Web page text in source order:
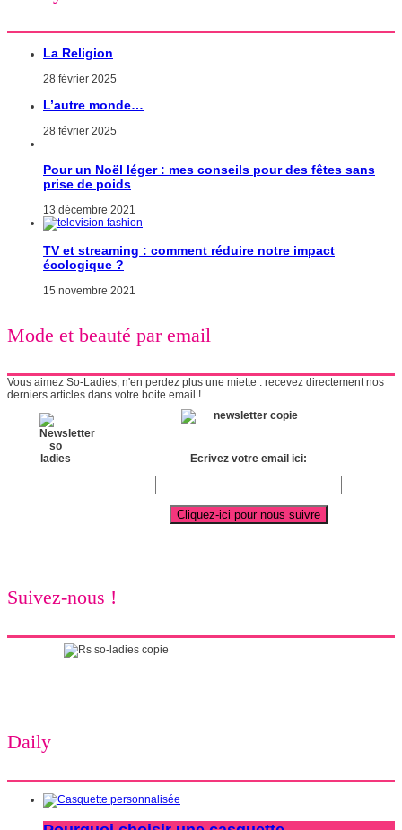
La Religion
28 février 2025
L’autre monde…
28 février 2025
Pour un Noël léger : mes conseils pour des fêtes sans
prise de poids
13 décembre 2021
TV et streaming : comment réduire notre impact
écologique ?
15 novembre 2021
Mode et beauté par email
Vous aimez So-Ladies, n'en perdez plus une miette : recevez directement nos
derniers articles dans votre boite email !
Ecrivez votre email ici:
Suivez-nous !
Daily